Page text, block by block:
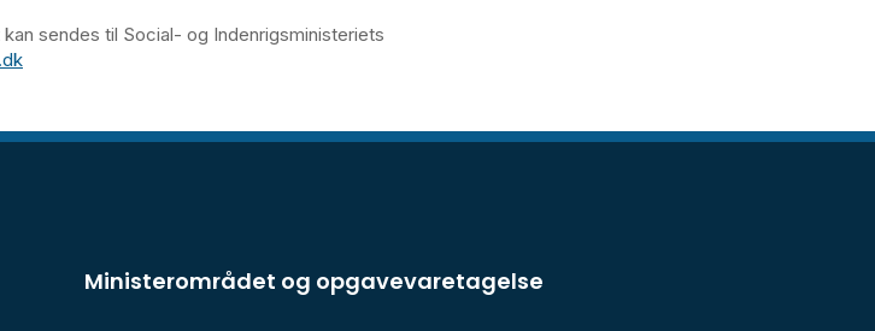
sendes til Social- og Indenrigsministeriets
Ministerområdet og opgavevaretagelse